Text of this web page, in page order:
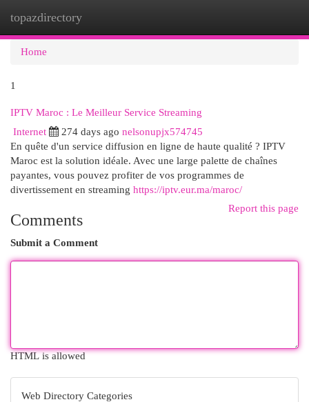
topazdirectory
Home
1
IPTV Maroc : Le Meilleur Service Streaming
Internet 274 days ago nelsonupjx574745
En quête d'un service diffusion en ligne de haute qualité ? IPTV
Maroc est la solution idéale. Avec une large palette de chaînes
payantes, vous pouvez profiter de vos programmes de
divertissement en streaming https://iptv.eur.ma/maroc/
Report this page
Comments
Submit a Comment
HTML is allowed
Web Directory Categories